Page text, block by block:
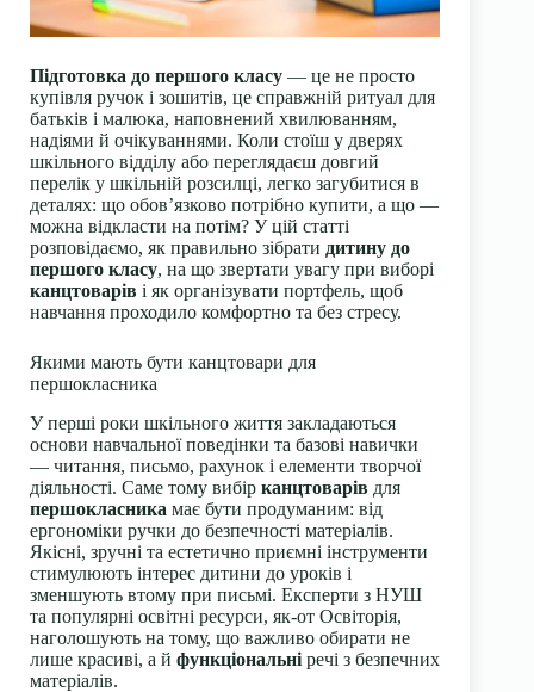
Підготовка до першого класу — це не просто
купівля ручок і зошитів, це справжній ритуал для
батьків і малюка, наповнений хвилюванням,
надіями й очікуваннями. Коли стоїш у дверях
шкільного відділу або переглядаєш довгий
перелік у шкільній розсилці, легко загубитися в
деталях: що обов’язково потрібно купити, а що —
можна відкласти на потім? У цій статті
розповідаємо, як правильно зібрати дитину до
першого класу, на що звертати увагу при виборі
канцтоварів і як організувати портфель, щоб
навчання проходило комфортно та без стресу.
Якими мають бути канцтовари для
першокласника
У перші роки шкільного життя закладаються
основи навчальної поведінки та базові навички
— читання, письмо, рахунок і елементи творчої
діяльності. Саме тому вибір канцтоварів для
першокласника має бути продуманим: від
ергономіки ручки до безпечності матеріалів.
Якісні, зручні та естетично приємні інструменти
стимулюють інтерес дитини до уроків і
зменшують втому при письмі. Експерти з НУШ
та популярні освітні ресурси, як-от Освіторія,
наголошують на тому, що важливо обирати не
лише красиві, а й функціональні речі з безпечних
матеріалів.